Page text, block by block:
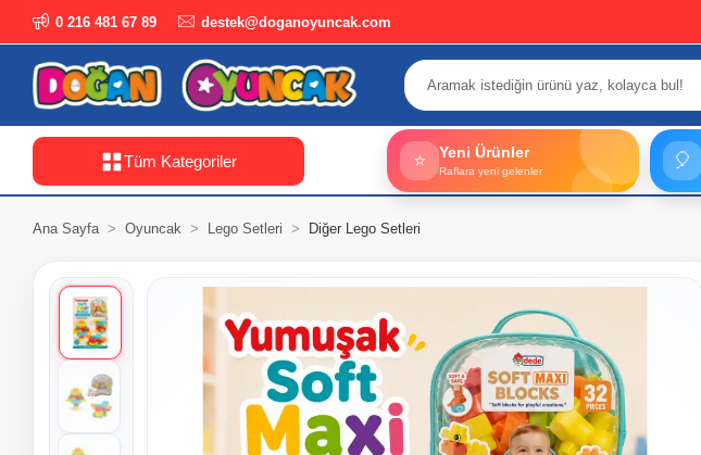
0 216 481 67 89 destek@doganoyuncak.com
Tüm Kategoriler ⭐ Yeni Ürünler
Raflara yeni gelenler 🎈
Ana Sayfa Oyuncak Lego Setleri Diğer Lego Setleri